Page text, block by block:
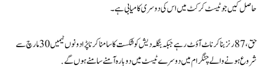
حاصل کیں جو ٹیسٹ کرکٹ میں اس کی دوسری کامیابی ہے۔
حق، 87 رنز بنا کر ناٹ آؤٹ رہے جبکہ بنگلہ دیش کو شکست کا سامنا کرنا پڑا دونوں ٹیمیں 30 مارچ سے
شروع ہونے والے چٹگرام میں دوسرے ٹیسٹ میں دوبارہ آمنے سامنے ہوں گے.